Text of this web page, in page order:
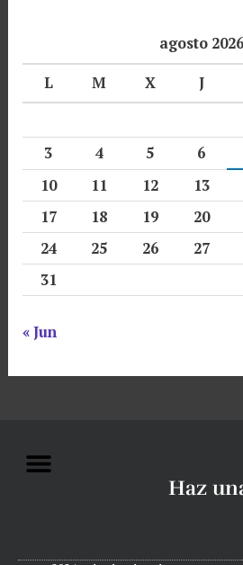
agosto 2026
L
M X J
3
4 5 6
10
11 12 13
17
18 19 20
24
25 26 27
31
« Jun
Menu
Haz